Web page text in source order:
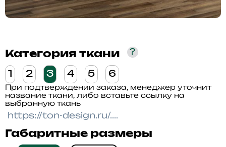
Категория ткани ?
1 2 3 4 5 6
При подтверждении заказа, менеджер уточнит
название ткани, либо вставьте ссылку на
выбранную ткань
Габаритные размеры